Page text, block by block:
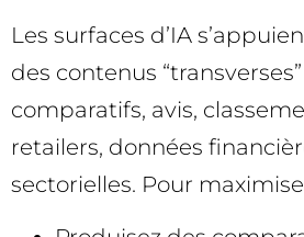
Les surfaces d’IA
des contenus
comparatifs, avis,
retailers, données
sectorielles. Pour